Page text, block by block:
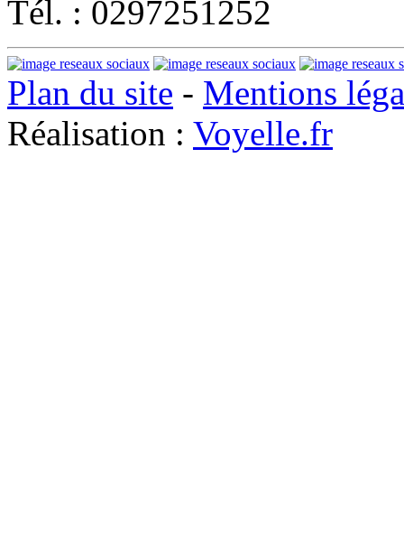
Tél. : 0297251252
Plan du site - Mentions
Réalisation : Voyelle.fr